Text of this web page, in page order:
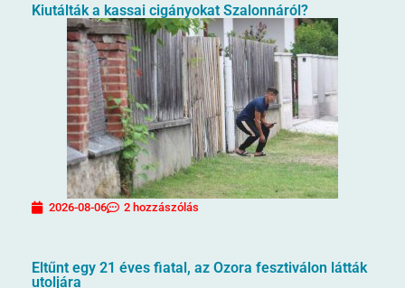
Kiutálták a kassai cigányokat Szalonnáról?
2026-08-06 2 hozzászólás
Eltűnt egy 21 éves fiatal, az Ozora fesztiválon látták
utoljára